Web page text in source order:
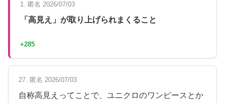
1. 匿名 2026/07/03
「高見え」が取り上げられまくること
+285
27. 匿名 2026/07/03
自称高見えってことで、ユニクロのワンピースとか